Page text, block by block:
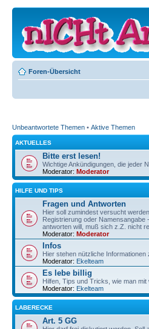
Foren-Übersicht
Unbeantwortete Themen • Aktive Themen
AKTUELLES
Bitte erst lesen!
Wichtige Ankündigungen, die jeder
Moderator: Moderator
HILFE UND TIPS
Fragen und Antworten
Hier soll zumindest versucht
Registrierung oder Namensangabe
antworten will, muß sich z.Z. nicht
Moderator: Moderator
Infos
Hier stehen nützliche Informationen
Moderator: Ekelteam
Es lebe billig
Hilfen, Tips und Tricks, wie man
Moderator: Ekelteam
LABERECKE
Art. 5 GG